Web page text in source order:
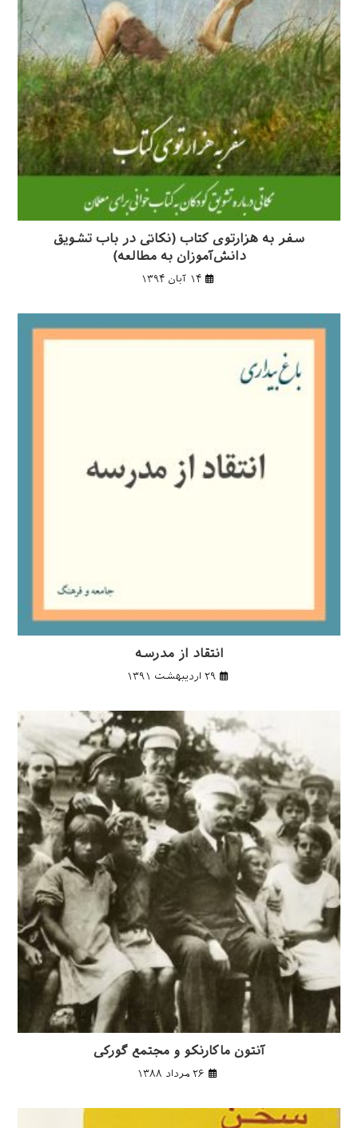
سفر به هزارتوی کتاب (نکاتی در باب تشویق
دانش‌آموزان به مطالعه)
۱۴ آبان ۱۳۹۴
انتقاد از مدرسه
۲۹ اردیبهشت ۱۳۹۱
آنتون ماکارنکو و مجتمع گورکی
۲۶ مرداد ۱۳۸۸